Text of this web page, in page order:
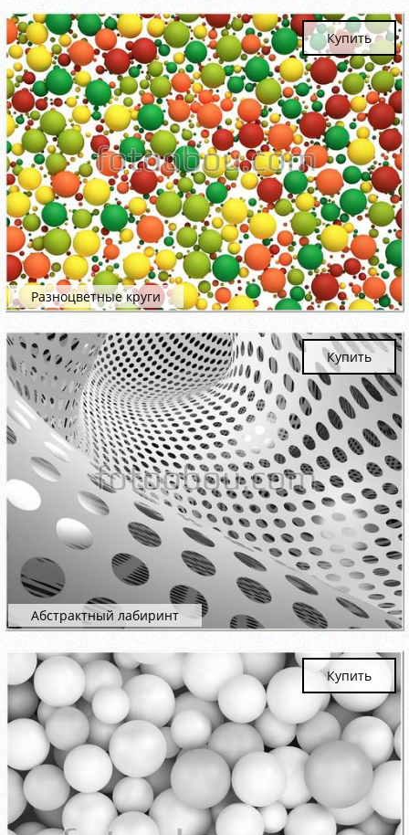
Разноцветные круги
Купить
Абстрактный лабиринт
Купить
Купить